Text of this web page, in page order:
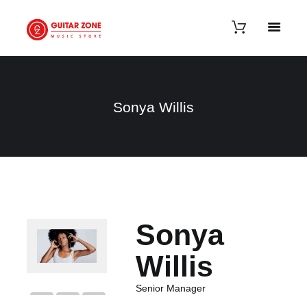
Sonya Willis
Sonya
Willis
Senior Manager